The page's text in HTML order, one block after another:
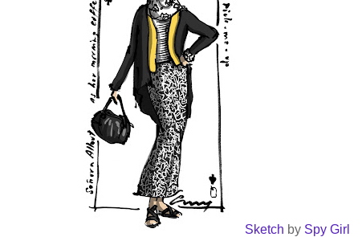
Sketch by Spy Girl